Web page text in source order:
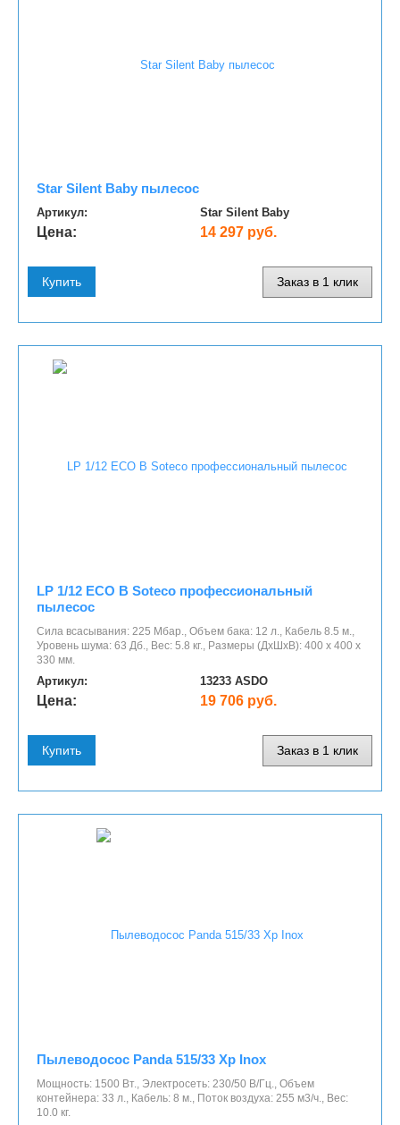
Star Silent Baby пылесос
Артикул: Star Silent Baby
Цена: 14 297 руб.
Купить Заказ в 1 клик
LP 1/12 ECO B Soteco профессиональный
пылесос
Сила всасывания: 225 Мбар., Объем бака: 12 л., Кабель 8.5 м.,
Уровень шума: 63 Дб., Вес: 5.8 кг., Размеры (ДхШхВ): 400 х 400 х
330 мм.
Артикул: 13233 ASDO
Цена: 19 706 руб.
Купить Заказ в 1 клик
Пылеводосос Panda 515/33 Xp Inox
Мощность: 1500 Вт., Электросеть: 230/50 В/Гц., Объем
контейнера: 33 л., Кабель: 8 м., Поток воздуха: 255 м3/ч., Вес:
10.0 кг.